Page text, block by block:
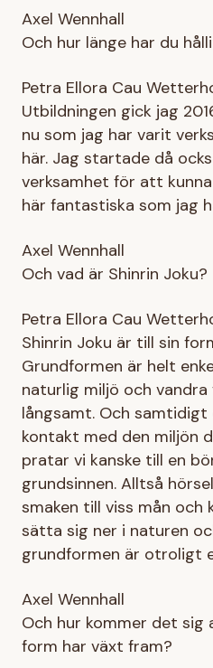
Axel Wennhall
Och hur länge har du
Petra Ellora Cau
Utbildningen gick jag
nu som jag har varit
här. Jag startade då
verksamhet för att
här fantastiska som jag
Axel Wennhall
Och vad är Shinrin Joku?
Petra Ellora Cau
Shinrin Joku är till sin
Grundformen är helt
naturlig miljö och
långsamt. Och samtidigt
kontakt med den miljön
pratar vi kanske till en
grundsinnen. Alltså
smaken till viss mån och
sätta sig ner i naturen
grundformen är otroligt
Axel Wennhall
Och hur kommer det
form har växt fram?